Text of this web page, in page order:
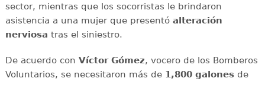
sector, mientras que los socorristas le brindaron
asistencia a una mujer que presentó alteración
nerviosa tras el siniestro.
De acuerdo con Víctor Gómez, vocero de los Bomberos
Voluntarios, se necesitaron más de 1,800 galonesde